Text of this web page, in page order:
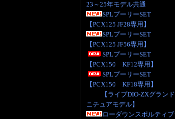
23～25年モデル共通
SPLプーリーSET
【PCX125 JF28専用】
SPLプーリーSET
【PCX125 JF56専用】
SPLプーリーSET
【PCX150 KF12専用】
SPLプーリーSET
【PCX150 KF18専用】
【ライブDIO-ZXグラン
ニチュアモデル】
ローダウンスポルティブ